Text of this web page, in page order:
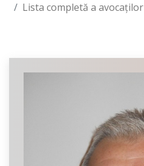
Lista completă a avocaţilor